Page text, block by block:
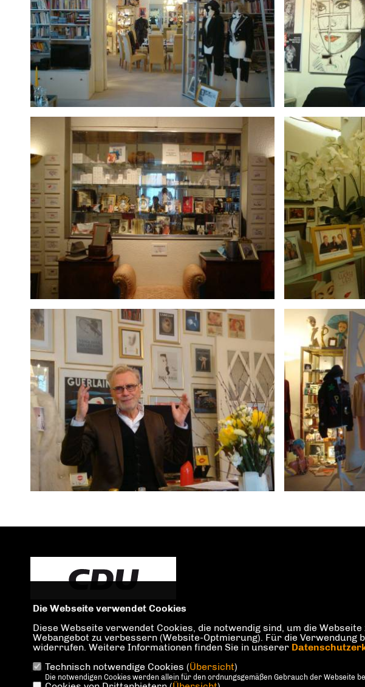
IMPRESSUM DATENSCHUTZ KONTAKT
Die Webseite verwendet Cookies
Diese Webseite verwendet Cookies, die notwendig sind, um die
Webangebot zu verbessern (Website-Optmierung). Für die
widerrufen. Weitere Informationen finden Sie in unserer
Technisch notwendige Cookies (Übersicht)
Die notwendigen Cookies werden allein für den ordnungsgemäßen Gebrauch der Webseite